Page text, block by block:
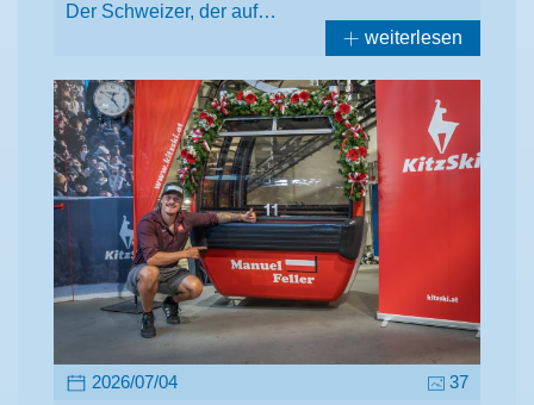
Der Schweizer, der auf…
weiterlesen
2026/07/04 37